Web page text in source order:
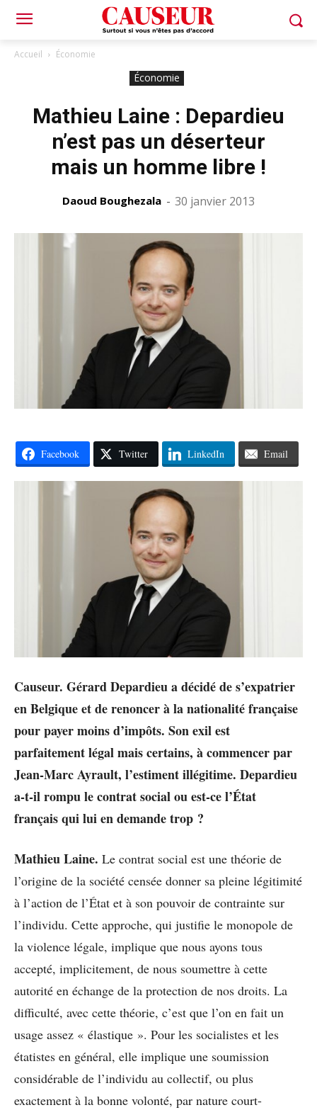
Accueil Économie
Économie
Mathieu Laine : Depardieu
n’est pas un déserteur
mais un homme libre !
Daoud Boughezala - 30 janvier 2013
Facebook Twitter LinkedIn Email
Causeur. Gérard Depardieu a décidé de s’expatrier
en Belgique et de renoncer à la nationalité française
pour payer moins d’impôts. Son exil est
parfaitement légal mais certains, à commencer par
Jean-Marc Ayrault, l’estiment illégitime. Depardieu
a-t-il rompu le contrat social ou est-ce l’État
français qui lui en demande trop ?
Mathieu Laine. Le contrat social est une théorie de
l’origine de la société censée donner sa pleine légitimité
à l’action de l’État et à son pouvoir de contrainte sur
l’individu. Cette approche, qui justifie le monopole de
la violence légale, implique que nous ayons tous
accepté, implicitement, de nous soumettre à cette
autorité en échange de la protection de nos droits. La
difficulté, avec cette théorie, c’est que l’on en fait un
usage assez « élastique ». Pour les socialistes et les
étatistes en général, elle implique une soumission
considérable de l’individu au collectif, ou plus
exactement à la bonne volonté, par nature court-